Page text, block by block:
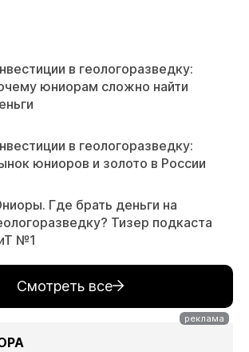
в геологоразведку:
юниорам сложно найти
в геологоразведку:
юниоров и золото в России
Где брать деньги на
Тизер подкаста
№1
Смотреть все